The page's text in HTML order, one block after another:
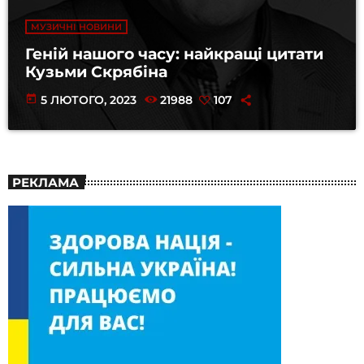
МУЗИЧНІ НОВИНИ
Геній нашого часу: найкращі цитати
Кузьми Скрябіна
today 5 ЛЮТОГО, 2023 21988 107
РЕКЛАМА